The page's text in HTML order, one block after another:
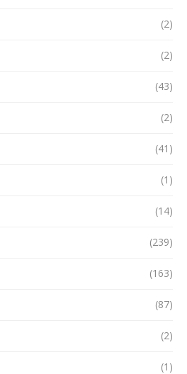
(2)
(2)
(43)
(2)
(41)
(1)
(14)
(239)
(163)
(87)
(2)
(1)